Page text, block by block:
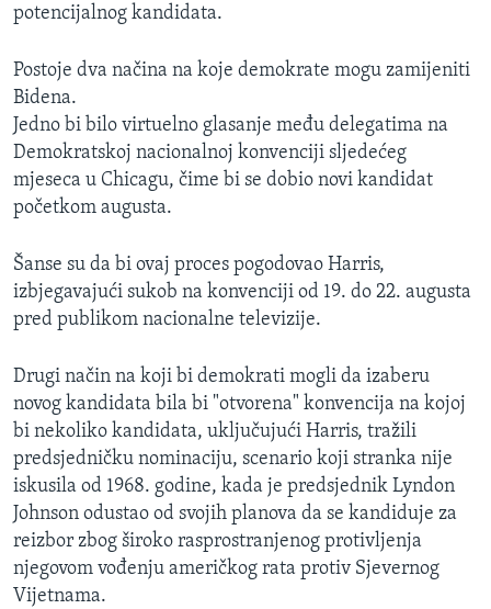
potencijalnog kandidata.
Postoje dva načina na koje demokrate mogu zamijeniti
Bidena.
Jedno bi bilo virtuelno glasanje među delegatima na
Demokratskoj nacionalnoj konvenciji sljedećeg
mjeseca u Chicagu, čime bi se dobio novi kandidat
početkom augusta.
Šanse su da bi ovaj proces pogodovao Harris,
izbjegavajući sukob na konvenciji od 19. do 22. augusta
pred publikom nacionalne televizije.
Drugi način na koji bi demokrati mogli da izaberu
novog kandidata bila bi "otvorena" konvencija na kojoj
bi nekoliko kandidata, uključujući Harris, tražili
predsjedničku nominaciju, scenario koji stranka nije
iskusila od 1968. godine, kada je predsjednik Lyndon
Johnson odustao od svojih planova da se kandiduje za
reizbor zbog široko rasprostranjenog protivljenja
njegovom vođenju američkog rata protiv Sjevernog
Vijetnama.